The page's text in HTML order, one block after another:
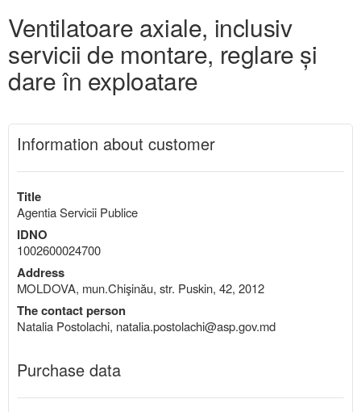
Ventilatoare axiale, inclusiv
servicii de montare, reglare și
dare în exploatare
Information about customer
Title
Agentia Servicii Publice
IDNO
1002600024700
Address
MOLDOVA, mun.Chişinău, str. Puskin, 42, 2012
The contact person
Natalia Postolachi, natalia.postolachi@asp.gov.md
Purchase data